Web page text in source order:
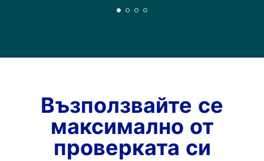
Възползвайте се
максимално от
проверката си